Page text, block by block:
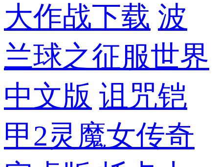
大作战下载 波
兰球之征服世界
中文版 诅咒铠
甲2灵魔女传奇